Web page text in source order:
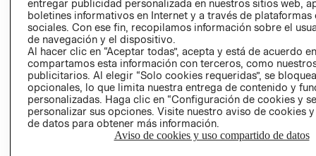
Ecuador ($)
entregar publicidad personalizada en nuestros sitios web,
boletines informativos en Internet y a través de plataformas
sociales. Con ese fin, recopilamos información sobre el
de navegación y el dispositivo.
Al hacer clic en “Aceptar todas”, acepta y está de acuerdo
compartamos esta información con terceros, como
publicitarios. Al elegir “Solo cookies requeridas”, se
opcionales, lo que limita nuestra entrega de contenido y
personalizadas. Haga clic en “Configuración de cookies y
personalizar sus opciones. Visite nuestro aviso de cookies
de datos para obtener más información.
Aviso de cookies y uso compartido de datos